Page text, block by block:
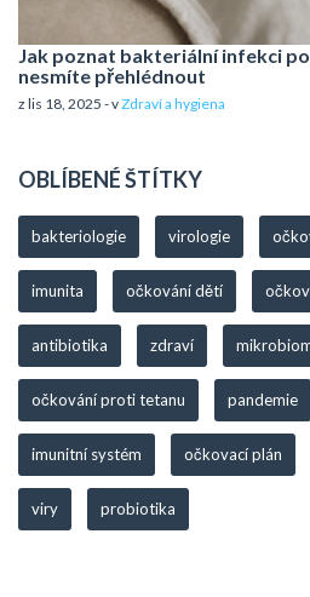
Jak poznat bakteriální infekci
nesmíte přehlédnout
z lis 18, 2025 - vZdraví a hygiena
OBLÍBENÉ ŠTÍTKY
bakteriologie virologie
imunita očkování dětí
antibiotika zdraví
očkování proti tetanu pandemie
imunitní systém očkovací plán
viry probiotika